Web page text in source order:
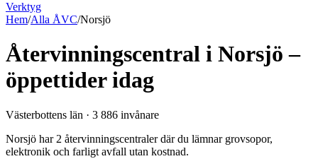
Verktyg
Hem/Alla ÅVC/Norsjö
Återvinningscentral i Norsjö –
öppettider idag
Västerbottens län · 3 886 invånare
Norsjö har 2 återvinningscentraler där du lämnar grovsopor,
elektronik och farligt avfall utan kostnad.